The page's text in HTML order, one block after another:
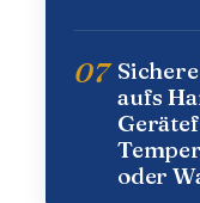
07
aufs
oder